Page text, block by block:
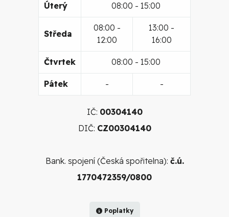
Úterý 08:00 - 15:00
Středa
08:00 -
12:00
13:00 -
16:00
Čtvrtek 08:00 - 15:00
Pátek - -
IČ: 00304140
DIČ: CZ00304140
Bank. spojení (Česká spořitelna): č.ú.
1770472359/0800
Poplatky